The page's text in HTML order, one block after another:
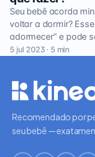
Seu bebê acorda
voltar a dormir?
adormecer” e pode
5 jul 2023 · 5 min
Recomendado por
seu bebê —